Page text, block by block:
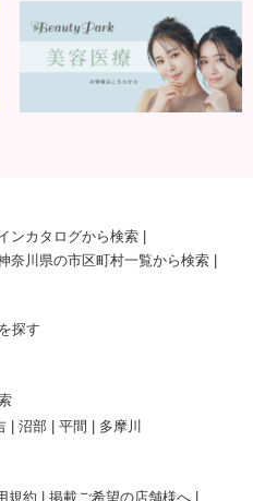
ンカタログから検索
奈川県の市区町村一覧から検索
探す
沼部 平間 多摩川
規約 掲載ご希望の店舗様へ